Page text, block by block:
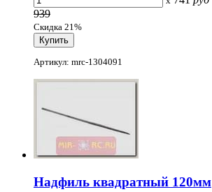
939
Скидка 21%
Артикул: mrc-1304091
Надфиль квадратный 120мм